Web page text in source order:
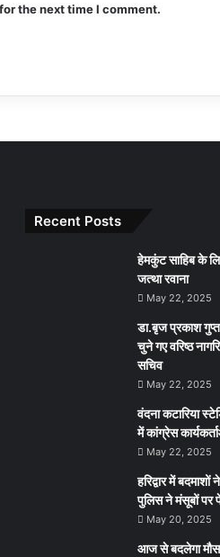
the next time I comment.
Recent Posts
हेमकुंट साहिब के
जत्था रवाना
May 22, 2025
डा.बृज प्रकाश
चुने गए वरिष्ठ
सचिव
May 22, 2025
वंदना कटारिया
में कांग्रेस
May 22, 2025
हरिद्वार में
पुलिस ने मंसूबों पर
May 20, 2025
आज से बदलेगा